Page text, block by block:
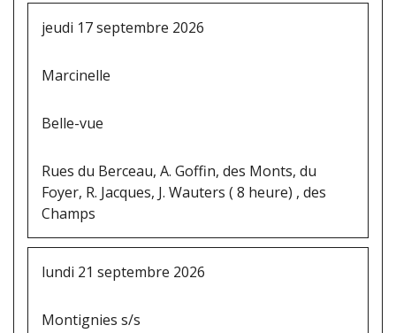
jeudi 17 septembre 2026
Marcinelle
Belle-vue
Rues du Berceau, A. Goffin, des Monts, du
Foyer, R. Jacques, J. Wauters ( 8 heure) , des
Champs
lundi 21 septembre 2026
Montignies s/s